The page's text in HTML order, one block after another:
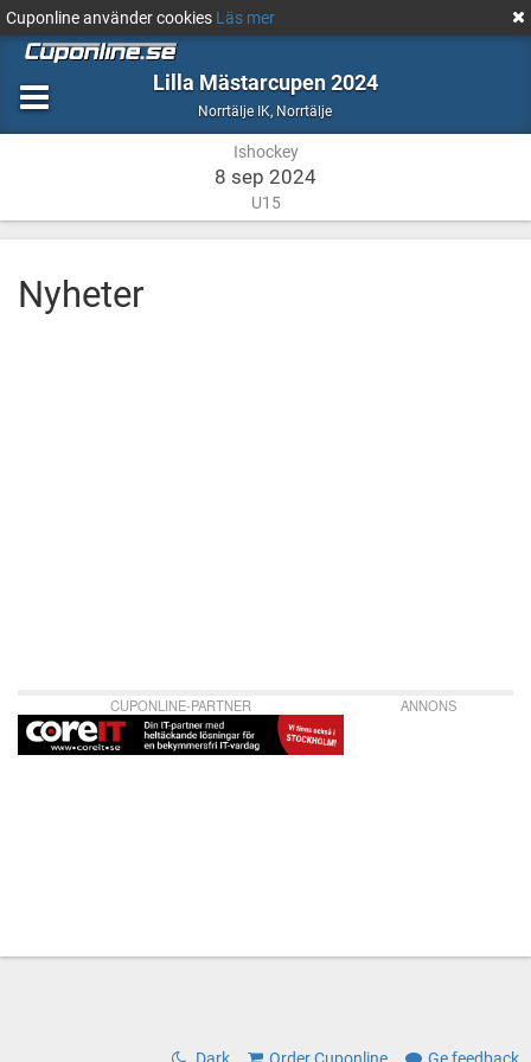
Cuponline använder cookies Läs mer
Lilla Mästarcupen 2024
Norrtälje IK, Ishockey
NorrtäljeNorrtälje
Ishockey
8 sep 2024
U15
Nyheter
CUPONLINE-PARTNER ANNONS